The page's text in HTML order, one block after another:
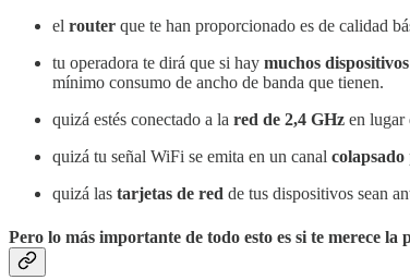
el router que te han proporcionado es de calidad
tu operadora te dirá que si hay muchos
mínimo consumo de ancho de banda que tienen.
quizá estés conectado a la red de 2,4 GHz en lugar
quizá tu señal WiFi se emita en un canal colapsado
quizá las tarjetas de red de tus dispositivos sean
Pero lo más importante de todo esto es si te merece la